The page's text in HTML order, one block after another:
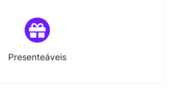
Presenteáveis
(1)